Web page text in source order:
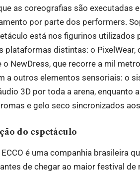
as coreografias são executadas
por parte dos performers.
está nos figurinos utilizados
distintas: o PixelWear,
NewDress, que recorre a mil
a outros elementos sensoriais: o
3D por toda a arena, enquanto
e gelo seco sincronizados
do espetáculo
é uma companhia brasileira
de chegar ao maior festival de